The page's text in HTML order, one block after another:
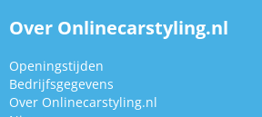
Over Onlinecarstyling.nl
Openingstijden
Bedrijfsgegevens
Over Onlinecarstyling.nl